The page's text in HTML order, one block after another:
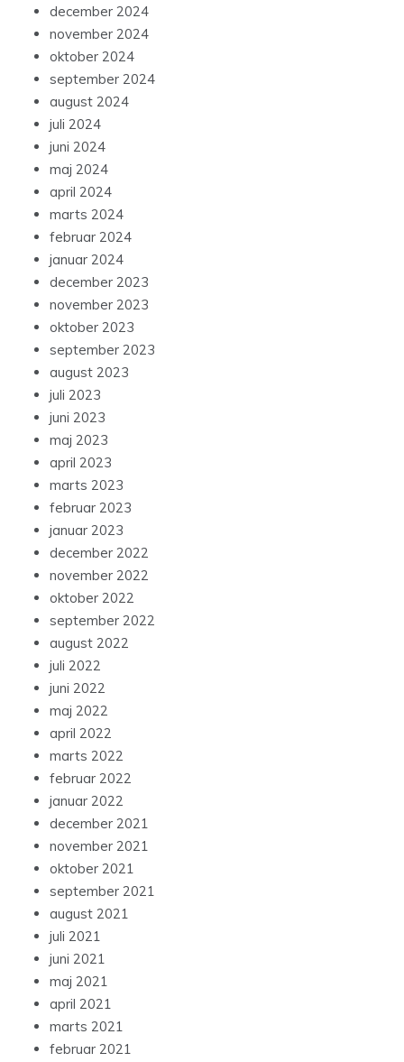
december 2024
november 2024
oktober 2024
september 2024
august 2024
juli 2024
juni 2024
maj 2024
april 2024
marts 2024
februar 2024
januar 2024
december 2023
november 2023
oktober 2023
september 2023
august 2023
juli 2023
juni 2023
maj 2023
april 2023
marts 2023
februar 2023
januar 2023
december 2022
november 2022
oktober 2022
september 2022
august 2022
juli 2022
juni 2022
maj 2022
april 2022
marts 2022
februar 2022
januar 2022
december 2021
november 2021
oktober 2021
september 2021
august 2021
juli 2021
juni 2021
maj 2021
april 2021
marts 2021
februar 2021